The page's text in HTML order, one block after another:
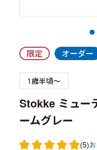
1歳半頃～
Stokke ミュー
ームグレー
(5)